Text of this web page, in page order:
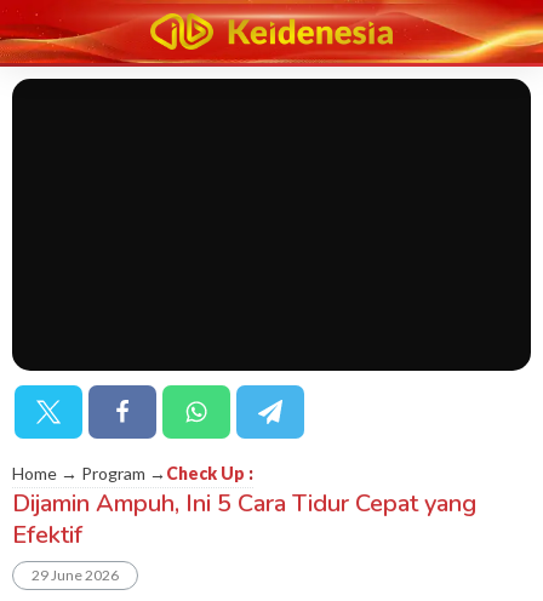
Home → Program → Check Up :
Dijamin Ampuh, Ini 5 Cara Tidur Cepat yang
Efektif
29 June 2026